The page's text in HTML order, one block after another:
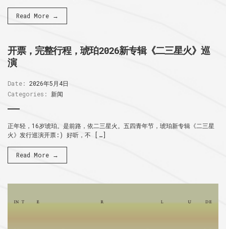
Read More →
开票，完整行程，琥珀2026新专辑《二三星火》巡
演
Date: 2026年5月4日
Categories:
新闻
正年轻，16岁琥珀。是前路，依二三星火。五四青年节，琥珀新专辑《二三星
火》发行巡演开票:) 好听，不 […]
Read More →